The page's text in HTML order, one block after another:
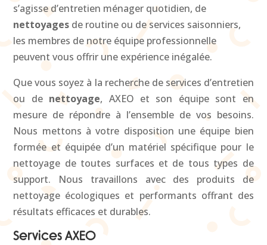
s’agisse d’entretien ménager quotidien, de
nettoyages de routine ou de services saisonniers,
les membres de notre équipe professionnelle
peuvent vous offrir une expérience inégalée.
Que vous soyez à la recherche de services d’entretien
ou de nettoyage, AXEO et son équipe sont en
mesure de répondre à l’ensemble de vos besoins.
Nous mettons à votre disposition une équipe bien
formée et équipée d’un matériel spécifique pour le
nettoyage de toutes surfaces et de tous types de
support. Nous travaillons avec des produits de
nettoyage écologiques et performants offrant des
résultats efficaces et durables.
Services AXEO